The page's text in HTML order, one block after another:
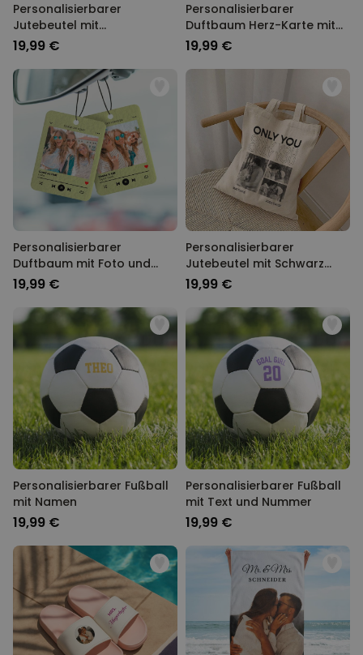
Personalisierbarer
Jutebeutel mit
Monogramm
19,99 €
Personalisierbarer
Duftbaum Herz-Karte mit
Foto
19,99 €
Personalisierbarer
Duftbaum mit Foto und
Song
19,99 €
Personalisierbarer
Jutebeutel mit Schwarz
Weiß Fotos und Text
19,99 €
Personalisierbarer Fußball
mit Namen
19,99 €
Personalisierbarer Fußball
mit Text und Nummer
19,99 €